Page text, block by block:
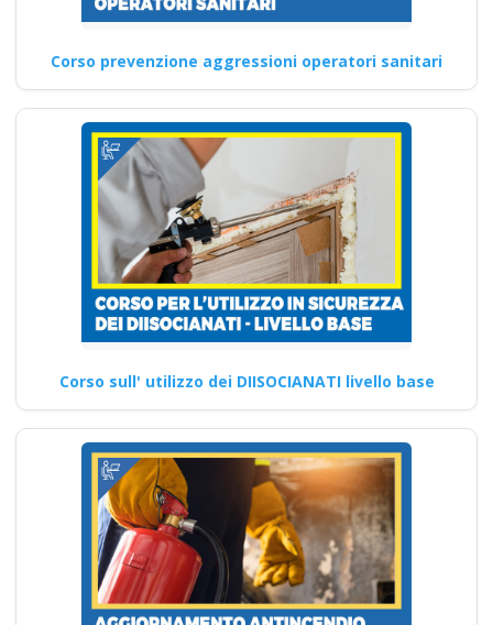
Corso prevenzione aggressioni operatori sanitari
Corso sull' utilizzo dei DIISOCIANATI livello base